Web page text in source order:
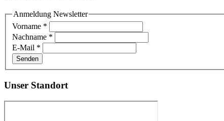
Anmeldung Newsletter
Vorname *
Nachname *
E-Mail *
Senden
Unser Standort